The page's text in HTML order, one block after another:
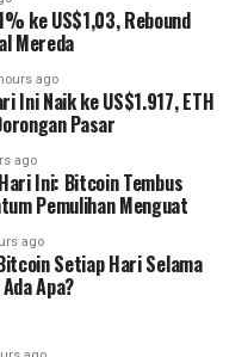
ke US$1,03, Rebound
Mereda
ago
Ini Naik ke US$1.917, ETH
Pasar
ago
Ini: Bitcoin Tembus
Pemulihan Menguat
ago
Setiap Hari Selama
Apa?